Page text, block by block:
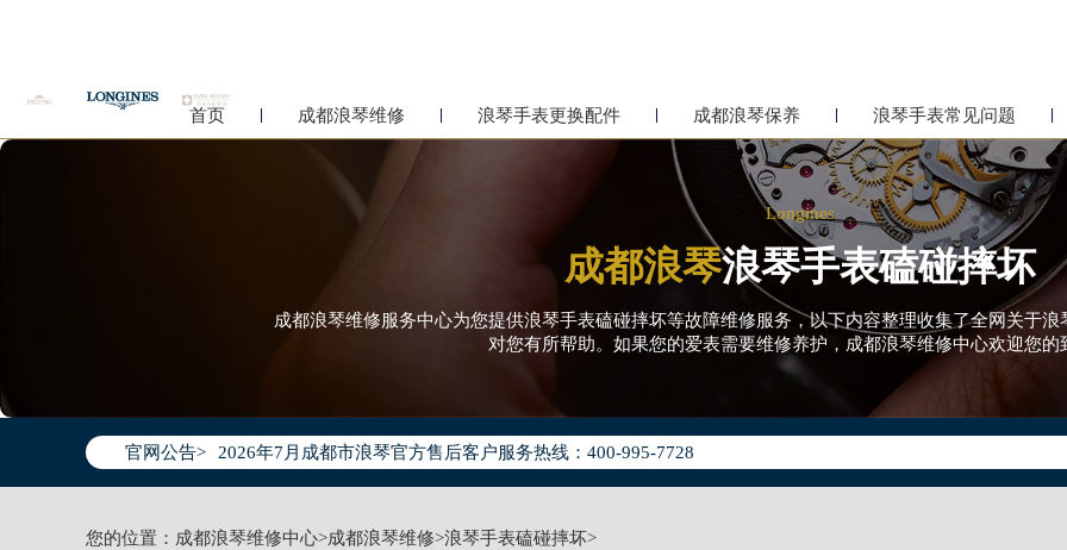
首页 成都浪琴维修 浪琴手表更换配件 成都浪琴保养 浪琴手表常见问题
Longines
成都浪琴浪琴手表磕碰摔坏
成都浪琴维修服务中心为您提供浪琴手表磕碰摔坏等故障维修服务，以下内容整理收集了全网关于
对您有所帮助。如果您的爱表需要维修养护，成都浪琴维修中心欢迎您的
官网公告>
2026年7月成都市浪琴官方售后客户服务热线：400-995-7728
2026年7月浪琴售后服务中心最新网点地址：
成都市锦江区人民东路6号SAC东原中心写字楼24层2406B室（需提前预约）
四川省成都市锦江区人民东路6号SAC东原中心24层2406B室浪琴售后服务中心（需提前预约）
您的位置： 成都浪琴维修中心>成都浪琴维修>浪琴手表磕碰摔坏>